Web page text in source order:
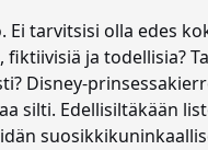
tarvitsisi olla edes
ja todellisia?
Disney-
silti. Edellisiltäkään